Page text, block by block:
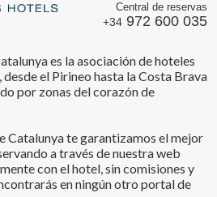
Central de reservas
+34 972 600 035
es la asociación de hoteles
el Pirineo hasta la Costa Brava
por zonas del corazón de
Catalunya te garantizamos el mejor
a través de nuestra web
con el hotel, sin comisiones y
en ningún otro portal de